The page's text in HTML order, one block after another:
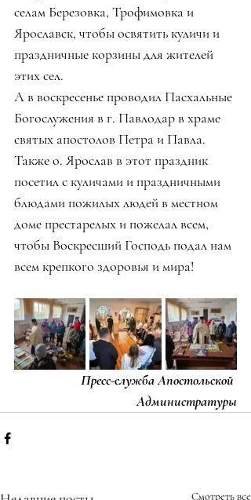
селам Березовка, Трофимовка и
Ярославск, чтобы освятить куличи и
праздничные корзины для жителей
этих сел.
А в воскресенье проводил Пасхальные
Богослужения в г. Павлодар в храме
святых апостолов Петра и Павла.
Также о. Ярослав в этот праздник
посетил с куличами и праздничными
блюдами пожилых людей в местном
доме престарелых и пожелал всем,
чтобы Воскресший Господь подал нам
всем крепкого здоровья и мира!
Пресс-служба Апостольской
Администратуры
Смотреть все